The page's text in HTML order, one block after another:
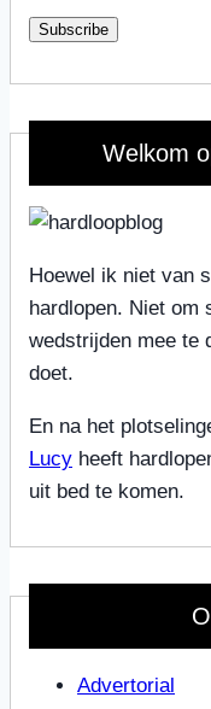
Subscribe
Welkom
Hoewel ik niet van
hardlopen. Niet om
wedstrijden mee te
doet.
En na het
Lucy heeft
uit bed te komen.
Advertorial